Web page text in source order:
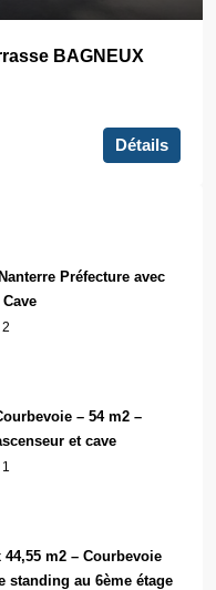
BAGNEUX
Détails
Préfecture avec
2
– 54 m2 –
et cave
1
m2 – Courbevoie
standing au 6ème étage